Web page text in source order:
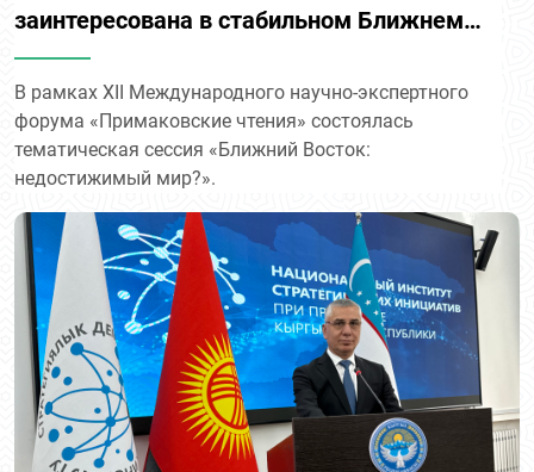
заинтересована в стабильном Ближнем
Востоке»
В рамках XII Международного научно-экспертного
форума «Примаковские чтения» состоялась
тематическая сессия «Ближний Восток:
недостижимый мир?».